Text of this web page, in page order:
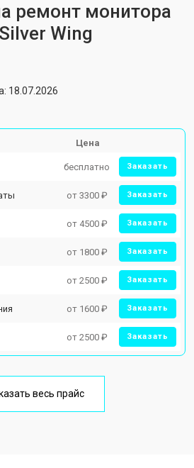
ремонт монитора
Wing
18.07.2026
Цена
бесплатно Заказать
от 3300 ₽ Заказать
от 4500 ₽ Заказать
от 1800 ₽ Заказать
от 2500 ₽ Заказать
от 1600 ₽ Заказать
от 2500 ₽ Заказать
весь прайс